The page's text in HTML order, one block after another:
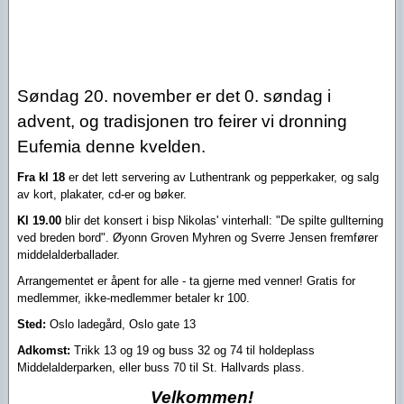
Søndag 20. november er det 0. søndag i
advent, og tradisjonen tro feirer vi dronning
Eufemia denne kvelden.
Fra kl 18 er det lett servering av Luthentrank og pepperkaker, og salg
av kort, plakater, cd-er og bøker.
Kl 19.00 blir det konsert i bisp Nikolas' vinterhall: "De spilte gullterning
ved breden bord". Øyonn Groven Myhren og Sverre Jensen fremfører
middelalderballader.
Arrangementet er åpent for alle - ta gjerne med venner! Gratis for
medlemmer, ikke-medlemmer betaler kr 100.
Sted: Oslo ladegård, Oslo gate 13
Adkomst: Trikk 13 og 19 og buss 32 og 74 til holdeplass
Middelalderparken, eller buss 70 til St. Hallvards plass.
Velkommen!